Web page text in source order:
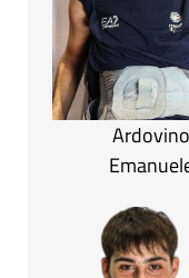
Ardovino